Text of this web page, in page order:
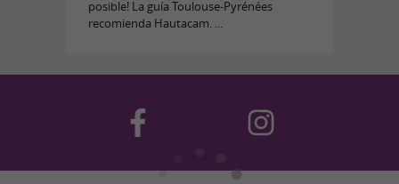
posible! La guía Toulouse-Pyrénées
recomienda Hautacam. ...